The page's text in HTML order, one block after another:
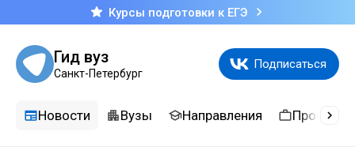
Курсы подготовки к ЕГЭ
Гид вуз
Санкт-Петербург
Подписаться
Новости Вузы Направления